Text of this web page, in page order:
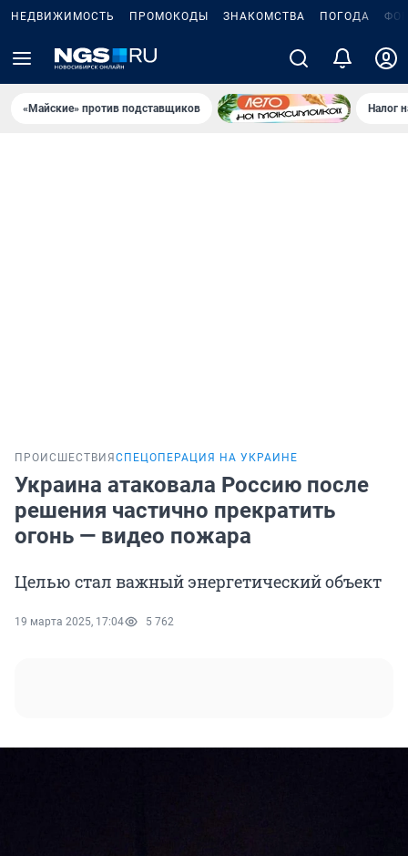
НЕДВИЖИМОСТЬ ПРОМОКОДЫ ЗНАКОМСТВА ПОГОДА
«Майские» против подставщиков Налог
ПРОИСШЕСТВИЯ СПЕЦОПЕРАЦИЯ НА УКРАИНЕ
Украина атаковала Россию после
решения частично прекратить
огонь — видео пожара
Целью стал важный энергетический объект
19 марта 2025, 17:04 5 762